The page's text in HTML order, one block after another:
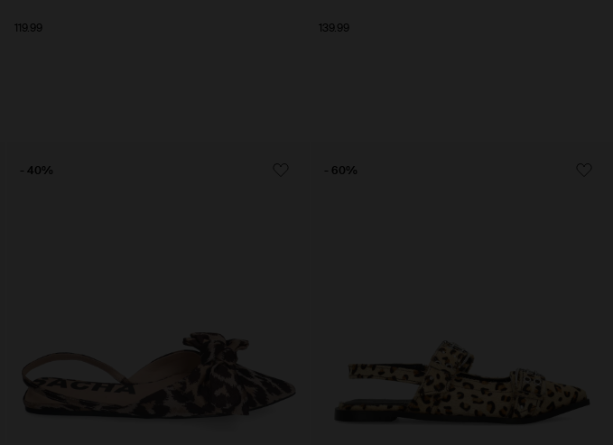
119.99 139.99
- 40% - 60%